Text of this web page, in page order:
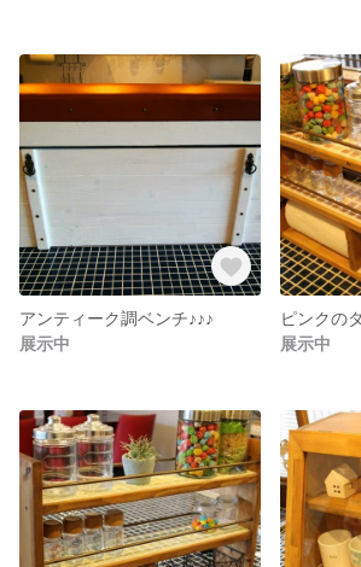
アンティーク調ベンチ♪♪♪
展示中
展示中